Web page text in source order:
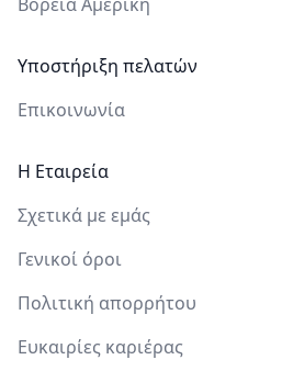
Υποστήριξη πελατών
Επικοινωνία
Η Εταιρεία
Σχετικά με εμάς
Γενικοί όροι
Πολιτική απορρήτου
Ευκαιρίες καριέρας